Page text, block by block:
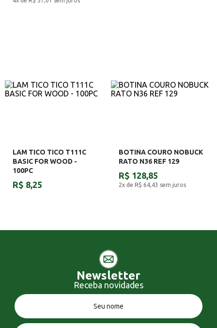
LAM TICO TICO T111C
BASIC FOR WOOD -
100PC
R$ 8,25
BOTINA COURO NOBUCK
RATO N36 REF 129
R$ 128,85
2x de R$ 64,43 sem juros
Newsletter
Receba novidades